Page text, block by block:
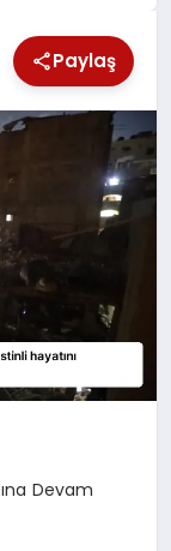
Paylaş
Devam